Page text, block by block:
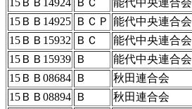
15ＢＢ14924 ＢＣ
能代中央連合会
15ＢＢ14925 ＢＣＰ 能代中央連合会
15ＢＢ15932
ＢＣ
能代中央連合会
15ＢＢ15939 Ｂ
能代中央連合会
15ＢＢ08684 Ｂ
秋田連合会
15ＢＢ08894 Ｂ
秋田連合会